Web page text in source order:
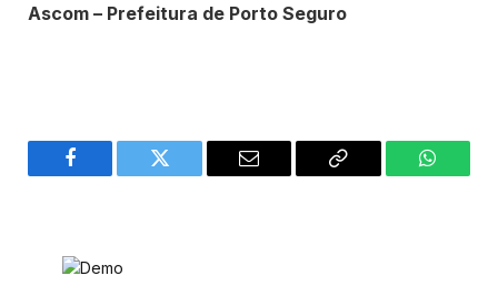
Ascom – Prefeitura de Porto Seguro
Facebook Twitter Email
Copy